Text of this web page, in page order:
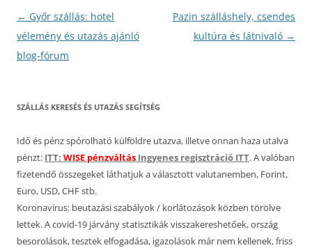
Bejegyzés
navigáció
← Győr szállás: hotel
vélemény és utazás ajánló
blog-fórum
Pazin szálláshely, csendes
kultúra és látnivaló →
SZÁLLÁS KERESÉS ÉS UTAZÁS SEGÍTSÉG
Idő és pénz spórolható külföldre utazva, illetve onnan haza utalva
pénzt: ITT: WISE pénzváltás Ingyenes regisztráció ITT. A valóban
fizetendő összegeket láthatjuk a választott valutanemben, Forint,
Euro, USD, CHF stb.
Koronavírus: beutazási szabályok / korlátozások közben törölve
lettek. A covid-19 járvány statisztikák visszakereshetőek, ország
besorolások, tesztek elfogadása, igazolások már nem kellenek, friss